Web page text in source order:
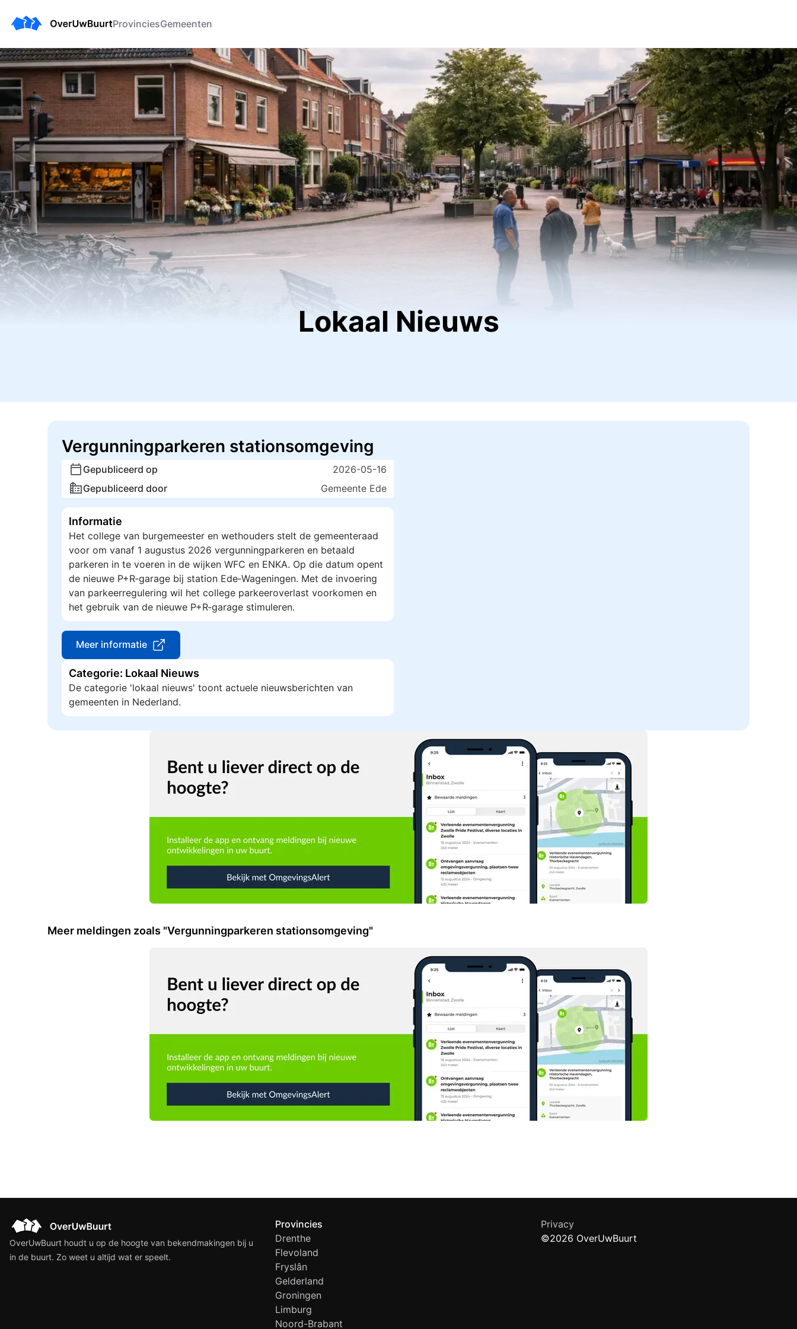
ProvinciesGemeenten
Lokaal Nieuws
Vergunningparkeren stationsomgeving
Gepubliceerd op
2026-05-16
Gepubliceerd door
Gemeente Ede
Informatie
Het college van burgemeester en wethouders stelt de gemeenteraad
voor om vanaf 1 augustus 2026 vergunningparkeren en betaald
parkeren in te voeren in de wijken WFC en ENKA. Op die datum opent
de nieuwe P+R‑garage bij station Ede‑Wageningen. Met de invoering
van parkeerregulering wil het college parkeeroverlast voorkomen en
het gebruik van de nieuwe P+R‑garage stimuleren.
Meer informatie
Categorie: Lokaal Nieuws
De categorie 'lokaal nieuws' toont actuele nieuwsberichten van
gemeenten in Nederland.
Meer meldingen zoals "Vergunningparkeren stationsomgeving"
OverUwBuurt houdt u op de hoogte van bekendmakingen bij u
in de buurt. Zo weet u altijd wat er speelt.
Provincies
Drenthe
Flevoland
Fryslân
Gelderland
Groningen
Limburg
Noord-Brabant
Privacy
©2026 OverUwBuurt